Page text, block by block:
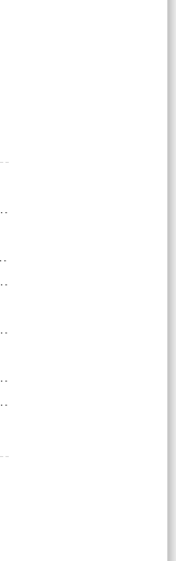
快速掌握职业选(993)
奇攻略大(486)
传奇世界不为人(595)
江湖求生指南(802)
何快速提升等(392)
快速突破瓶颈(654)